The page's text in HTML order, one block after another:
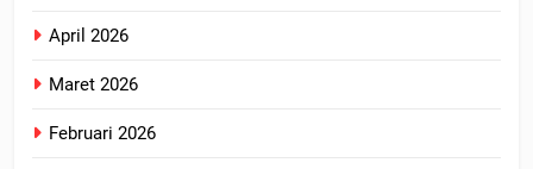
April 2026
Maret 2026
Februari 2026